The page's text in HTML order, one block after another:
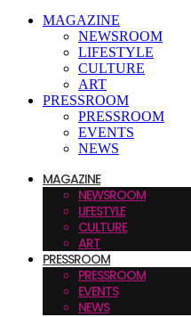
MAGAZINE
NEWSROOM
LIFESTYLE
CULTURE
ART
PRESSROOM
PRESSROOM
EVENTS
NEWS
MAGAZINE
NEWSROOM
LIFESTYLE
CULTURE
ART
PRESSROOM
PRESSROOM
EVENTS
NEWS